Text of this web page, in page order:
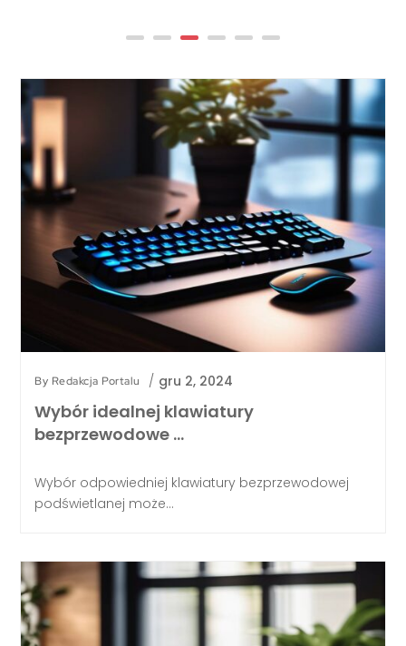
By Redakcja Portalu / gru 2, 2024
Wybór idealnej klawiatury
bezprzewodowe …
Wybór odpowiedniej klawiatury bezprzewodowej
podświetlanej może...